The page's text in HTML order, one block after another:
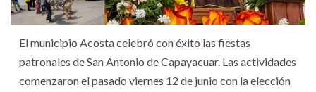
El municipio Acosta celebró con éxito las fiestas
patronales de San Antonio de Capayacuar. Las actividades
comenzaron el pasado viernes 12 de junio con la elección